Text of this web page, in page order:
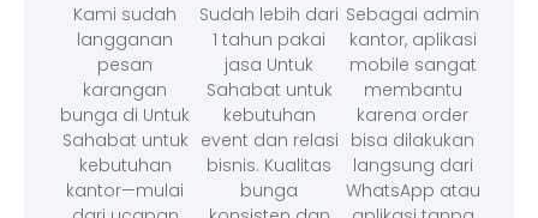
Kami sudah
langganan
pesan
karangan
bunga di Untuk
Sahabat untuk
kebutuhan
kantor—mulai
Sudah lebih dari
1 tahun pakai
jasa Untuk
Sahabat untuk
kebutuhan
event dan relasi
bisnis. Kualitas
bunga
Sebagai admin
kantor, aplikasi
mobile sangat
membantu
karena order
bisa dilakukan
langsung dari
WhatsApp atau